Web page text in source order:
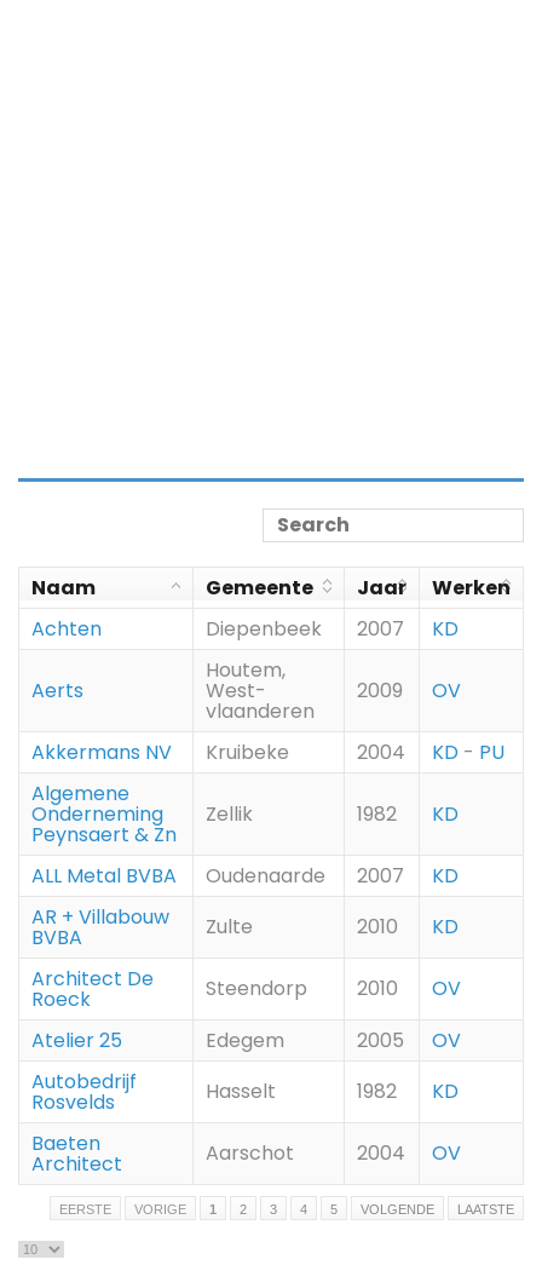
Naam Gemeente Jaar
Werken
Achten
Diepenbeek 2007 KD
Aerts
Houtem,
West-
vlaanderen
2009 OV
Akkermans NV Kruibeke 2004 KD - PU
Algemene
Onderneming
Peynsaert & Zn
Zellik 1982 KD
ALL Metal BVBA Oudenaarde 2007
KD
AR + Villabouw
BVBA Zulte 2010
KD
Architect De
Roeck Steendorp 2010
OV
Atelier 25
Edegem 2005
OV
Autobedrijf
Rosvelds Hasselt 1982
KD
Baeten
Architect Aarschot 2004 OV
EERSTE VORIGE 1 2 3 4 5 VOLGENDE LAATSTE